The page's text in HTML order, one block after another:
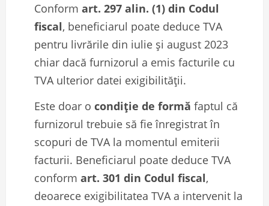
Conform art. 297 alin. (1) din Codul
fiscal, beneficiarul poate deduce TVA
pentru livrările din iulie și august 2023
chiar dacă furnizorul a emis facturile cu
TVA ulterior datei exigibilității.
Este doar o condiție de formă faptul că
furnizorul trebuie să fie înregistrat în
scopuri de TVA la momentul emiterii
facturii. Beneficiarul poate deduce TVA
conform art. 301 din Codul fiscal,
deoarece exigibilitatea TVA a intervenit la